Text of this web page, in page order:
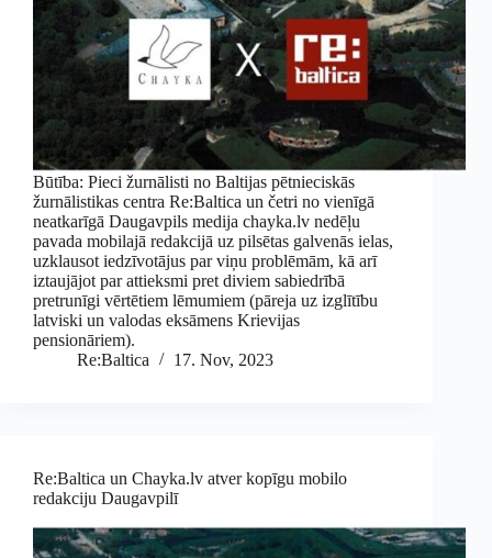
Būtība: Pieci žurnālisti no Baltijas pētnieciskās
žurnālistikas centra Re:Baltica un četri no vienīgā
neatkarīgā Daugavpils medija chayka.lv nedēļu
pavada mobilajā redakcijā uz pilsētas galvenās ielas,
uzklausot iedzīvotājus par viņu problēmām, kā arī
iztaujājot par attieksmi pret diviem sabiedrībā
pretrunīgi vērtētiem lēmumiem (pāreja uz izglītību
latviski un valodas eksāmens Krievijas
pensionāriem).
Re:Baltica
17. Nov, 2023
Re:Baltica un Chayka.lv atver kopīgu mobilo
redakciju Daugavpilī